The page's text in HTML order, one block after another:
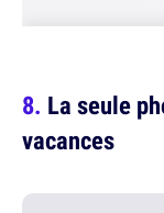
La seule
vacances